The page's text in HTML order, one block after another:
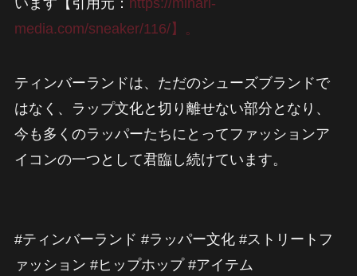
います【引用元： https://minari-
media.com/sneaker/116/】。
ティンバーランドは、ただのシューズブランドで
はなく、ラップ文化と切り離せない部分となり、
今も多くのラッパーたちにとってファッションア
イコンの一つとして君臨し続けています。
#ティンバーランド #ラッパー文化 #ストリートフ
ァッション #ヒップホップ #アイテム